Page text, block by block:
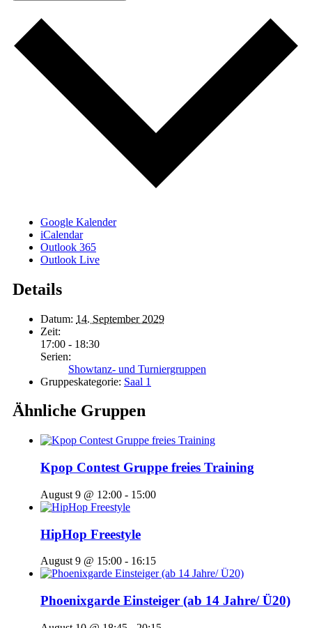
Google Kalender
iCalendar
Outlook 365
Outlook Live
Details
Datum: 14. September 2029
Zeit:
17:00 - 18:30
Serien:
Showtanz- und Turniergruppen
Gruppeskategorie: Saal 1
Ähnliche Gruppen
Kpop Contest Gruppe freies Training
August 9 @ 12:00 - 15:00
HipHop Freestyle
August 9 @ 15:00 - 16:15
Phoenixgarde Einsteiger (ab 14 Jahre/ Ü20)